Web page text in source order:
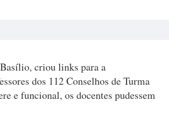
criou links para a
dos 112 Conselhos de Turma
e funcional, os docentes pudessem